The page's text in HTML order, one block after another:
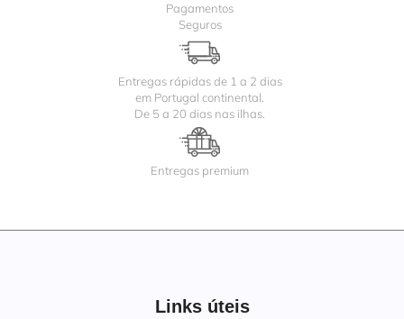
Pagamentos
Seguros
Entregas rápidas de 1 a 2 dias
em Portugal continental.
De 5 a 20 dias nas ilhas.
Entregas premium
Links úteis